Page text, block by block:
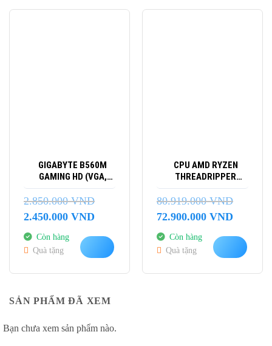
GIGABYTE B560M
GAMING HD (VGA,
HDMI)
2.850.000VND
Giá
là:
2.850.000 VND.
2.450.000 VNDGiá
Còn hàng
Quà tặng
CPU AMD RYZEN
THREADRIPPER
9970X (4.0GHZ UP TO
5.4GHZ | 32 CORES/
64THREADS | 160 MB
CACHE| PCIE 5.0)
80.919.000VND
Giá
là:
80.919.000 VND.
72.900.000 VNDGiá
tại
Còn hàng
Quà tặng
SẢN PHẨM ĐÃ XEM
Bạn chưa xem sản phẩm nào.